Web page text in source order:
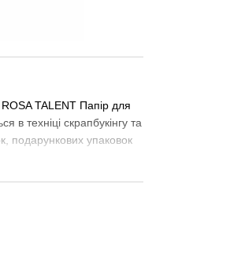
TALENT Папір для
в техніці скрапбукінгу та
подарункових упаковок